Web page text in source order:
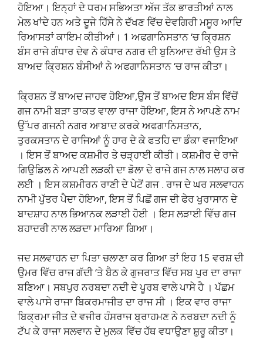
ਹੋਇਆ। ਇਨ੍ਹਾਂ ਦੇ ਧਰਮ ਸਭਿਅਤਾ ਅੱਜ ਤੱਕ ਭਾਰਤੀਆਂ ਨਾਲ
ਮੇਲ ਖਾਂਦੇ ਹਨ ਅਤੇ ਦੂਜੇ ਹਿੱਸੇ ਨੇ ਦੱਖਣ ਵਿੱਚ ਦੇਵਗਿਰੀ ਮਸੂਰ ਆਦਿ
ਰਿਆਸਤਾਂ ਕਾਇਮ ਕੀਤੀਆਂ। 1 ਅਫਗਾਨਿਸਤਾਨ ‘ਚ ਕ੍ਰਿਸ਼ਨ
ਬੰਸ ਰਾਜੇ ਗੰਧਾਰ ਦੇਵ ਨੇ ਕੰਧਾਰ ਨਗਰ ਦੀ ਬੁਨਿਆਦ ਰੱਖੀ ਉਸ ਤੇ
ਬਾਅਦ ਕ੍ਰਿਸ਼ਨ ਬੰਸੀਆਂ ਨੇ ਅਫਗਾਨਿਸਤਾਨ ‘ਚ ਰਾਜ ਕੀਤਾ।
ਕ੍ਰਿਸ਼ਨ ਤੋਂ ਬਾਅਦ ਜਾਹਵ ਹੋਇਆ,ਉਸ ਤੋਂ ਬਾਅਦ ਇਸ ਬੰਸ ਵਿੱਚੋਂ
ਗਜ ਨਾਮੀ ਬੜਾ ਤਾਕਤ ਵਾਲਾ ਰਾਜਾ ਹੋਇਆ, ਇਸ ਨੇ ਆਪਣੇ ਨਾਮ
ਉੱਪਰ ਗਜਨੀ ਨਗਰ ਆਬਾਦ ਕਰਕੇ ਅਫਗਾਨਿਸਤਾਨ,
ਤੁਰਕਸਤਾਨ ਦੇ ਰਾਜਿਆਂ ਨੂੰ ਹਾਰ ਦੇ ਕੇ ਫਤਹਿ ਦਾ ਡੰਕਾ ਵਜਾਇਆ
। ਇਸ ਤੋਂ ਬਾਅਦ ਕਸ਼ਮੀਰ ਤੇ ਚੜ੍ਹਾਈ ਕੀਤੀ। ਕਸ਼ਮੀਰ ਦੇ ਰਾਜੇ
ਗਿਉਡਿਲ ਨੇ ਆਪਣੀ ਲੜਕੀ ਦਾ ਡੋਲਾ ਦੇ ਰਾਜੇ ਗਜ ਨਾਲ ਸਲਾਹ ਕਰ
ਲਈ । ਇਸ ਕਸ਼ਮੀਰਨ ਰਾਣੀ ਦੇ ਪੇਟੋਂ ਗਜ . ਰਾਜ ਦੇ ਘਰ ਸਲਵਾਹਨ
ਨਾਮੀ ਪੁੱਤਰ ਪੈਦਾ ਹੋਇਆ, ਇਸ ਤੋਂ ਪਿਛੋਂ ਗਜ ਦੀ ਫੇਰ ਖੁਰਾਸਾਨ ਦੇ
ਬਾਦਸ਼ਾਹ ਨਾਲ ਭਿਆਨਕ ਲੜਾਈ ਹੋਈ । ਇਸ ਲੜਾਈ ਵਿੱਚ ਗਜ
ਬਹਾਦਰੀ ਨਾਲ ਲੜਦਾ ਮਾਰਿਆ ਗਿਆ।
ਜਦ ਸਲਵਾਹਨ ਦਾ ਪਿਤਾ ਚਲਾਣਾ ਕਰ ਗਿਆ ਤਾਂ ਇਹ 15 ਵਰਸ਼ ਦੀ
ਉਮਰ ਵਿੱਚ ਰਾਜ ਗੱਦੀ ‘ਤੇ ਬੈਠ ਕੇ ਗੁਜਰਾਤ ਵਿੱਚ ਸਬ ਪੁਰ ਦਾ ਰਾਜਾ
ਬਣਿਆ। ਸਬਪੁਰ ਨਰਬਦਾ ਨਦੀ ਦੇ ਪੂਰਬ ਵਾਲੇ ਪਾਸੇ ਹੈ । ਪੱਛਮ
ਵਾਲੇ ਪਾਸੇ ਰਾਜਾ ਬਿਕਰਮਾਜੀਤ ਦਾ ਰਾਜ ਸੀ । ਇਕ ਵਾਰ ਰਾਜਾ
ਬਿਕ੍ਰਮਾ ਜੀਤ ਦੇ ਵਜੀਰ ਹੰਸਰਾਜ ਬ੍ਰਾਹਮਣ ਨੇ ਨਰਬਦਾ ਨਦੀ ਨੂੰ
ਟੱਪ ਕੇ ਰਾਜਾ ਸਲਵਾਨ ਦੇ ਮੁਲਕ ਵਿੱਚ ਹੱਥ ਵਧਾਉਣਾ ਸ਼ੁਰੂ ਕੀਤਾ।